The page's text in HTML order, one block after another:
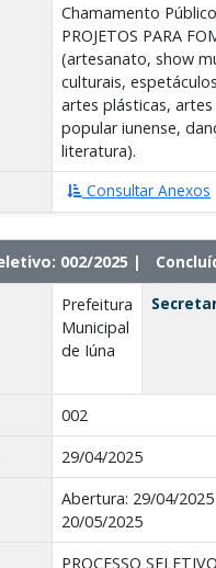
Chamamento
PROJETOS PARA
(artesanato, show
culturais,
artes plásticas, artes
popular iunense,
literatura).
Consultar Anexos
002/2025 |
Prefeitura
Municipal
de Iúna
002
29/04/2025
Abertura: 29/04/
20/05/2025
PROCESSO